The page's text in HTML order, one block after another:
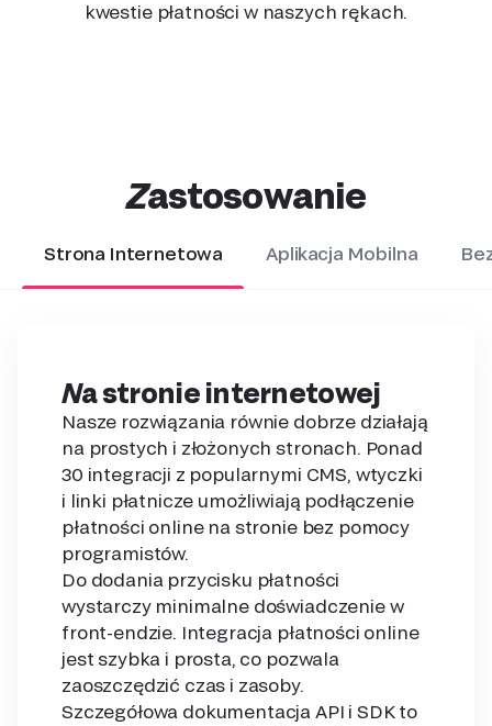
kwestie płatności w naszych rękach.
Zastosowanie
Strona Internetowa Aplikacja Mobilna
Na stronie internetowej
Nasze rozwiązania równie dobrze działają
na prostych i złożonych stronach. Ponad
30 integracji z popularnymi CMS, wtyczki
i linki płatnicze umożliwiają podłączenie
płatności online na stronie bez pomocy
programistów.
Do dodania przycisku płatności
wystarczy minimalne doświadczenie w
front-endzie. Integracja płatności online
jest szybka i prosta, co pozwala
zaoszczędzić czas i zasoby.
Szczegółowa dokumentacja API i SDK to